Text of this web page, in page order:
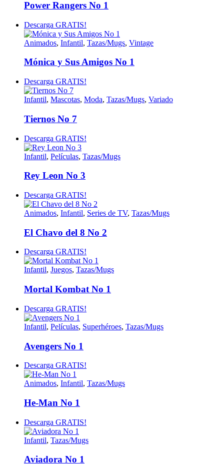
Power Rangers No 1
Descarga GRATIS!
Animados, Infantil, Tazas/Mugs, Vintage
Mónica y Sus Amigos No 1
Descarga GRATIS!
Infantil, Mascotas, Moda, Tazas/Mugs, Variado
Tiernos No 7
Descarga GRATIS!
Infantil, Películas, Tazas/Mugs
Rey Leon No 3
Descarga GRATIS!
Animados, Infantil, Series de TV, Tazas/Mugs
El Chavo del 8 No 2
Descarga GRATIS!
Infantil, Juegos, Tazas/Mugs
Mortal Kombat No 1
Descarga GRATIS!
Infantil, Películas, Superhéroes, Tazas/Mugs
Avengers No 1
Descarga GRATIS!
Animados, Infantil, Tazas/Mugs
He-Man No 1
Descarga GRATIS!
Infantil, Tazas/Mugs
Aviadora No 1